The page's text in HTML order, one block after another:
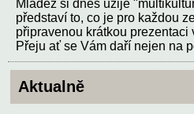
Mládež si dnes užije
představí to, co je pro každou
připravenou krátkou prezentaci
Přeju ať se Vám daří nejen na
Aktualně